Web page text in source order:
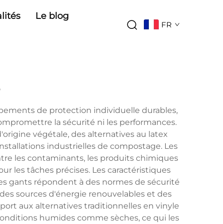
Le blog
FR
de protection individuelle durables,
la sécurité ni les performances.
végétale, des alternatives au latex
industrielles de compostage. Les
les contaminants, les produits chimiques
les tâches précises. Les caractéristiques
gants répondent à des normes de sécurité
sources d'énergie renouvelables et des
aux alternatives traditionnelles en vinyle
humides comme sèches, ce qui les